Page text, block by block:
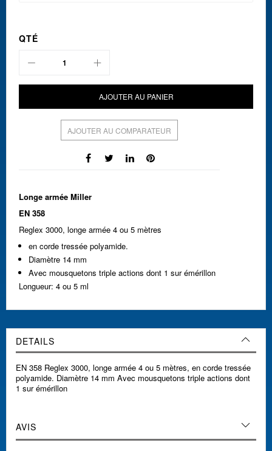
QTÉ
AJOUTER AU PANIER
AJOUTER AU COMPARATEUR
Longe armée Miller
EN 358
Reglex 3000, longe armée 4 ou 5 mètres
en corde tressée polyamide.
Diamètre 14 mm
Avec mousquetons triple actions dont 1 sur émérillon
Longueur: 4 ou 5 ml
DETAILS
EN 358 Reglex 3000, longe armée 4 ou 5 mètres, en corde tressée
polyamide. Diamètre 14 mm Avec mousquetons triple actions dont
1 sur émérillon
AVIS